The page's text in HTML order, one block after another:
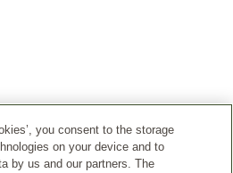
you consent to the storage
on your device and to
by us and our partners. The